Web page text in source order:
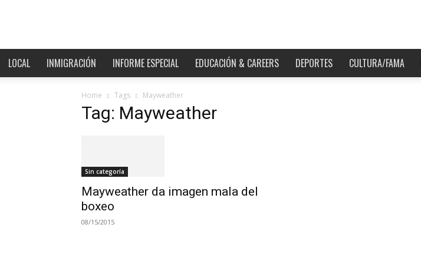
y
Mundo
LOCAL INMIGRACIÓN INFORME ESPECIAL EDUCACIÓN & CAREERS DEPORTES CULTURA/FAMA
Home Tags Mayweather
Tag: Mayweather
Sin categoría
Mayweather da imagen mala del
boxeo
08/15/2015